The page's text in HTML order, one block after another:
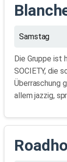
Samstag
Die Gruppe ist
SOCIETY, die
Überraschung
allem jazzig,